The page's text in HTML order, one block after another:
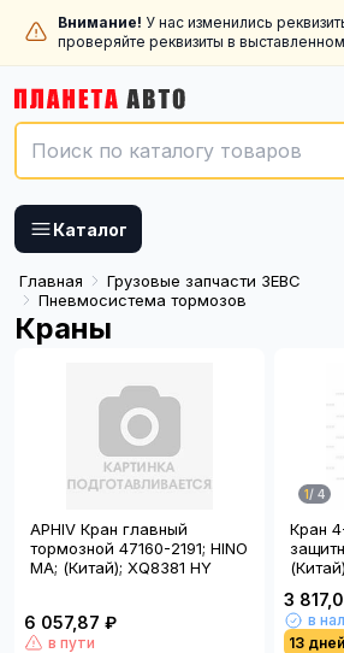
Внимание! У нас изменились
проверяйте реквизиты в
Каталог
Главная
Грузовые запчасти ЗЕВС
Пневмосистема тормозов
Краны
APHIV Кран главный
тормозной 47160-2191; HINO
MA; (Китай); XQ8381 HY
6 057,87 ₽
в пути
1/ 4
Кран
(Китай)
3
в
13 дней